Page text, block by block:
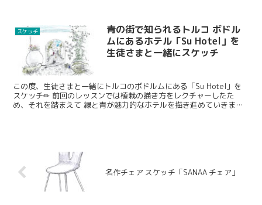
スケッチ
青の街で知られるトルコ ボドル
ムにあるホテル「Su Hotel」を
生徒さまと一緒にスケッチ
この度、生徒さまと一緒にトルコのボドルムにある「Su Hotel」を
スケッチ✏ 前回のレッスンでは植栽の描き方をレクチャーしたた
め、それを踏まえて 緑と青が魅力的なホテルを描き進めていきまし
名作チェア スケッチ「SANAA チェア」